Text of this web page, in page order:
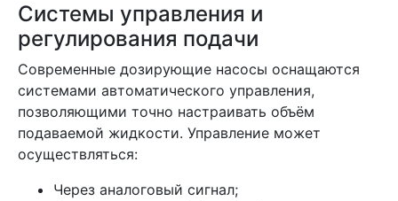
Системы управления и
регулирования подачи
Современные дозирующие насосы оснащаются
системами автоматического управления,
позволяющими точно настраивать объём
подаваемой жидкости. Управление может
осуществляться:
Через аналоговый сигнал;